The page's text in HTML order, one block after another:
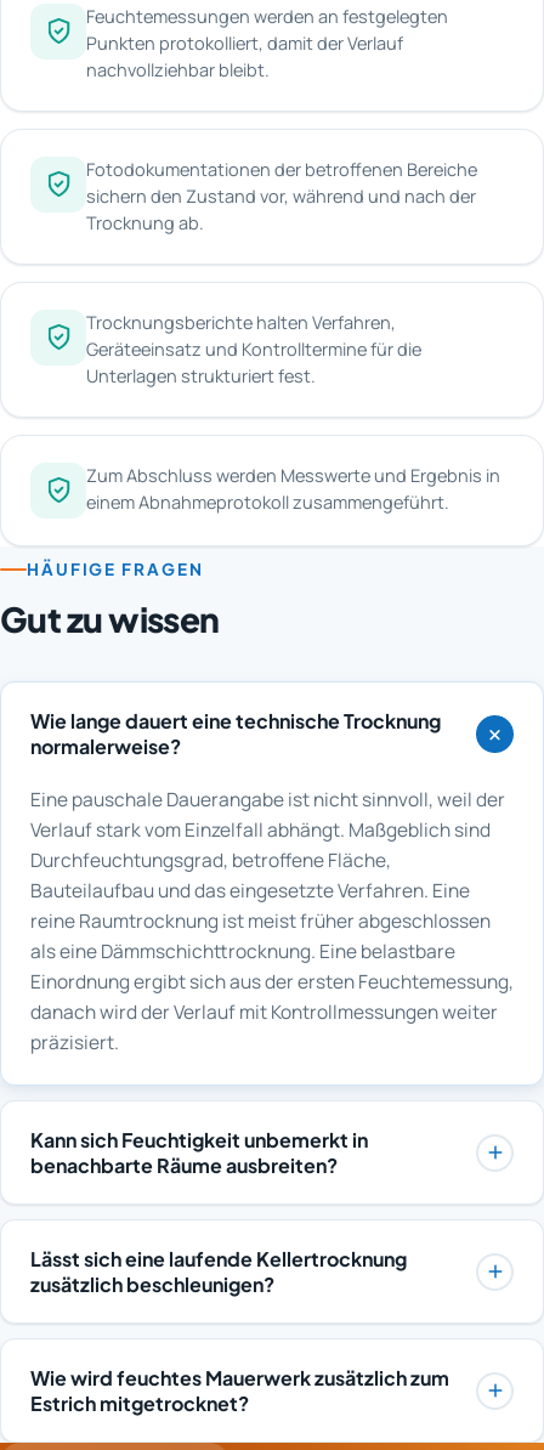
Feuchtemessungen werden an festgelegten
Punkten protokolliert, damit der Verlauf
nachvollziehbar bleibt.
Fotodokumentationen der betroffenen Bereiche
sichern den Zustand vor, während und nach der
Trocknung ab.
Trocknungsberichte halten Verfahren,
Geräteeinsatz und Kontrolltermine für die
Unterlagen strukturiert fest.
Zum Abschluss werden Messwerte und Ergebnis in
einem Abnahmeprotokoll zusammengeführt.
HÄUFIGE FRAGEN
Gut zu wissen
Wie lange dauert eine technische Trocknung
normalerweise?
Eine pauschale Dauerangabe ist nicht sinnvoll, weil der
Verlauf stark vom Einzelfall abhängt. Maßgeblich sind
Durchfeuchtungsgrad, betroffene Fläche,
Bauteilaufbau und das eingesetzte Verfahren. Eine
reine Raumtrocknung ist meist früher abgeschlossen
als eine Dämmschichttrocknung. Eine belastbare
Einordnung ergibt sich aus der ersten Feuchtemessung,
danach wird der Verlauf mit Kontrollmessungen weiter
präzisiert.
Kann sich Feuchtigkeit unbemerkt in
benachbarte Räume ausbreiten?
Ja, Wasser verteilt sich im Bodenaufbau oft über
Dämmschicht, Trennlagen und Wanddurchführungen
deutlich weiter als an der sichtbaren Schadenstelle
betroffen sein. Deshalb werden bei der Aufnahme
zusätzlich angrenzende Bereiche gemessen, damit die
tatsächliche Ausbreitung eingegrenzt wird, bevor das
Lässt sich eine laufende Kellertrocknung
zusätzlich beschleunigen?
Innerhalb physikalischer Grenzen ist das möglich, etwa
durch ausreichend dimensionierte Geräte, eine
optimierte Luftführung und bei Bedarf unterstützende
Wie wird feuchtes Mauerwerk zusätzlich zum
Estrich mitgetrocknet?